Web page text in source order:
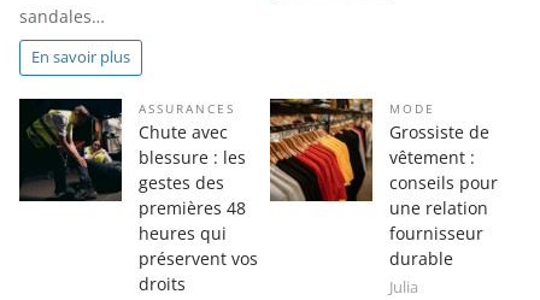
sandales…
En savoir plus
ASSURANCES
Chute avec
blessure : les
gestes des
premières 48
heures qui
préservent vos
droits
MODE
Grossiste de
vêtement :
conseils pour
une relation
fournisseur
durable
Julia